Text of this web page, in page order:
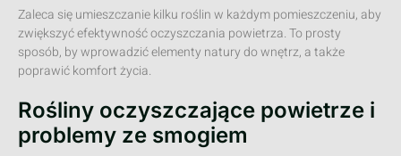
Zaleca się umieszczanie kilku roślin w każdym pomieszczeniu, aby
zwiększyć efektywność oczyszczania powietrza. To prosty
sposób, by wprowadzić elementy natury do wnętrz, a także
poprawić komfort życia.
Rośliny oczyszczające powietrze i
problemy ze smogiem